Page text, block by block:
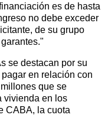
es de hasta
no debe exceder
de su grupo
se destacan por su
en relación con
que se
vivienda en los
CABA, la cuota